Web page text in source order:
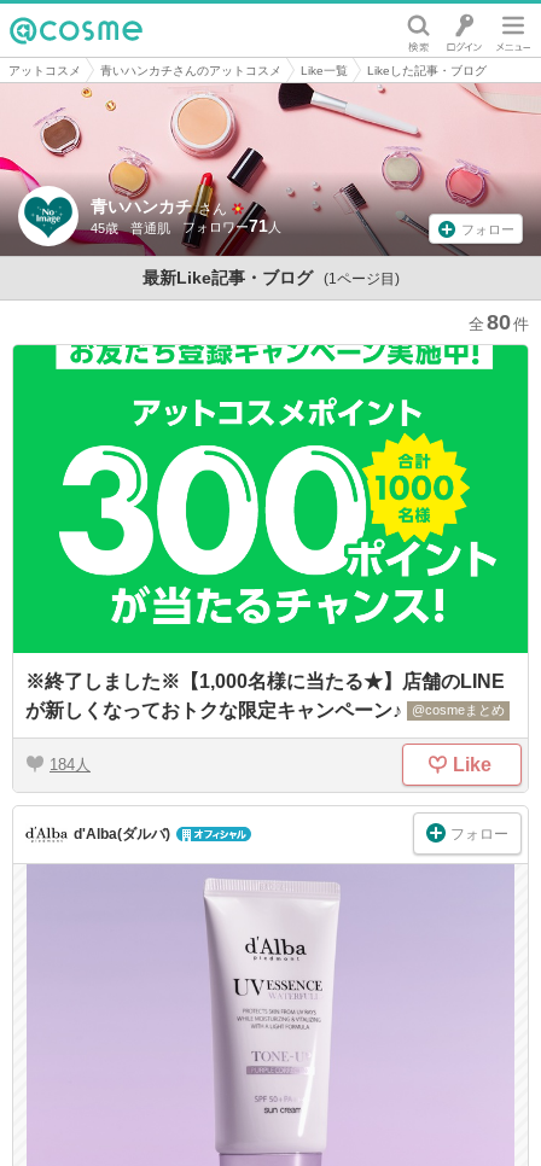
@cosme
アットコスメ 青いハンカチさんのアットコスメ Like一覧 Likeした記事・ブログ
青いハンカチ さん
45歳 普通肌 71 フォロー
最新Like記事・ブログ (1ページ目)
80
※終了しました※【1,000名様に当たる★】店舗のLINE
が新しくなっておトクな限定キャンペーン♪
@cosmeまとめ
184 Like
d'Alba(ダルバ) フォロー